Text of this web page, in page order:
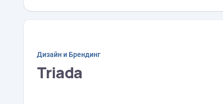
Дизайн и Брендинг
Triada